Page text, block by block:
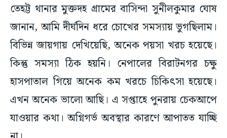
তেহট্ট থানার মুক্তদহ গ্রামের বাসিন্দা সুনীলকুমার ঘোষ
জানান, আমি দীর্ঘদিন ধরে চোখের সমস্যায় ভুগছিলাম।
বিভিন্ন জায়গায় দেখিয়েছি, অনেক পয়সা খরচ হয়েছে।
কিন্তু সমস্যা ঠিক হয়নি। নেপালের বিরাটনগর চক্ষু
হাসপাতাল গিয়ে অনেক কম খরচে চিকিৎসা হয়েছে।
এখন অনেক ভালো আছি। এ সপ্তাহে পুনরায় চেকআপে
যাওয়ার কথা। অগ্নিগর্ভ অবস্থার কারণে আপাতত যাচ্ছি